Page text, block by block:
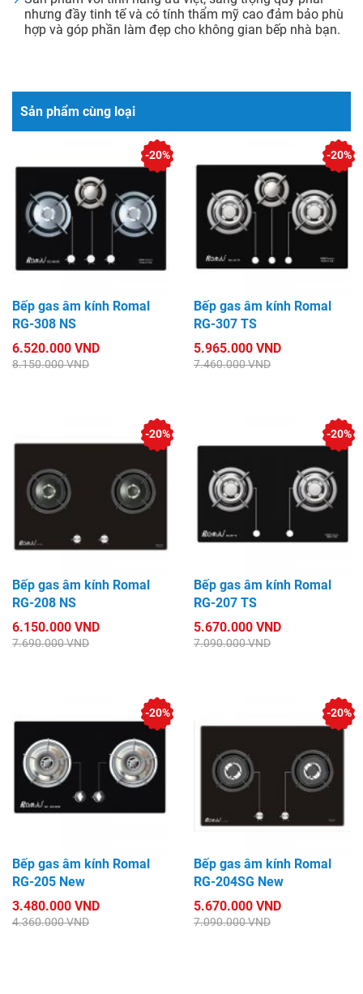
nhưng đầy tinh tế và có tính thẩm mỹ cao đảm bảo phù
hợp và góp phần làm đẹp cho không gian bếp nhà bạn.
Sản phẩm cùng loại
Bếp gas âm kính Romal
RG-308 NS
6.520.000 VND
8.150.000 VND
-20%
Bếp gas âm kính Romal
RG-307 TS
5.965.000 VND
7.460.000 VND
-20%
Bếp gas âm kính Romal
RG-208 NS
6.150.000 VND
7.690.000 VND
-20%
Bếp gas âm kính Romal
RG-207 TS
5.670.000 VND
7.090.000 VND
-20%
Bếp gas âm kính Romal
RG-205 New
3.480.000 VND
4.360.000 VND
-20%
Bếp gas âm kính Romal
RG-204SG New
5.670.000 VND
7.090.000 VND
-20%